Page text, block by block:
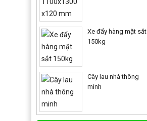
Xe đẩy hàng mặt sắt
150kg
Cây lau nhà thông
minh